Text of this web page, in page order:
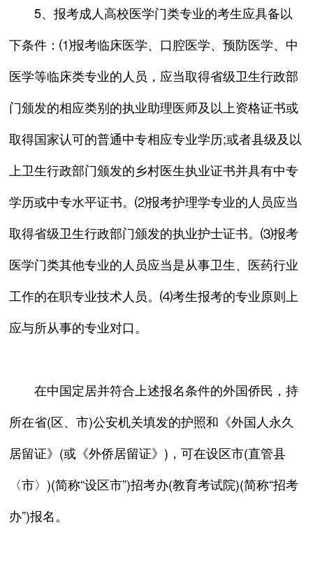
5、报考成人高校医学门类专业的考生应具备以
下条件：⑴报考临床医学、口腔医学、预防医学、中
医学等临床类专业的人员，应当取得省级卫生行政部
门颁发的相应类别的执业助理医师及以上资格证书或
取得国家认可的普通中专相应专业学历;或者县级及以
上卫生行政部门颁发的乡村医生执业证书并具有中专
学历或中专水平证书。⑵报考护理学专业的人员应当
取得省级卫生行政部门颁发的执业护士证书。⑶报考
医学门类其他专业的人员应当是从事卫生、医药行业
工作的在职专业技术人员。⑷考生报考的专业原则上
应与所从事的专业对口。
在中国定居并符合上述报名条件的外国侨民，持
所在省(区、市)公安机关填发的护照和《外国人永久
居留证》(或《外侨居留证》)，可在设区市(直管县
〈市〉)(简称“设区市”)招考办(教育考试院)(简称“招考
办”)报名。